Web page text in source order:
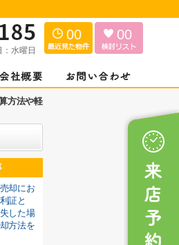
水曜日
00 00
方法や軽
却にお
証と
した場
方法を